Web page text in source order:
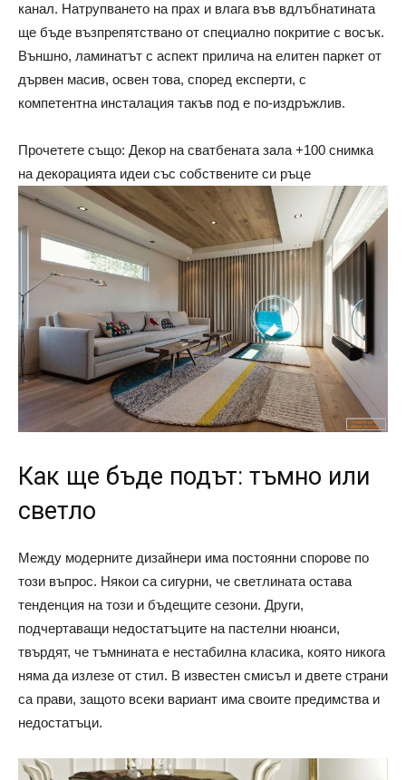
канал. Натрупването на прах и влага във вдлъбнатината
ще бъде възпрепятствано от специално покритие с восък.
Външно, ламинатът с аспект прилича на елитен паркет от
дървен масив, освен това, според експерти, с
компетентна инсталация такъв под е по-издръжлив.
Прочетете също: Декор на сватбената зала +100 снимка
на декорацията идеи със собствените си ръце
Как ще бъде подът: тъмно или
светло
Между модерните дизайнери има постоянни спорове по
този въпрос. Някои са сигурни, че светлината остава
тенденция на този и бъдещите сезони. Други,
подчертаващи недостатъците на пастелни нюанси,
твърдят, че тъмнината е нестабилна класика, която никога
няма да излезе от стил. В известен смисъл и двете страни
са прави, защото всеки вариант има своите предимства и
недостатъци.